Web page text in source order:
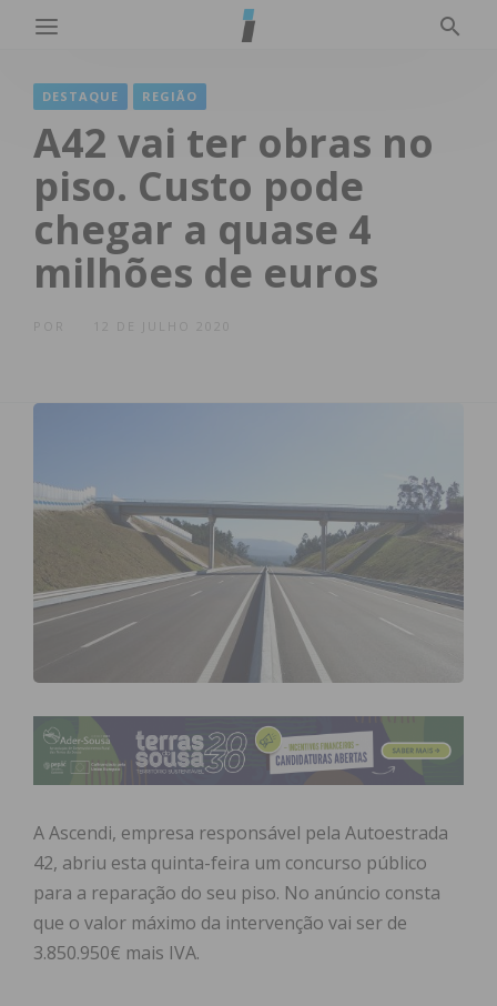
DESTAQUE REGIÃO
A42 vai ter obras no
piso. Custo pode
chegar a quase 4
milhões de euros
A Ascendi, empresa responsável pela Autoestrada
42, abriu esta quinta-feira um concurso público
para a reparação do seu piso. No anúncio consta
que o valor máximo da intervenção vai ser de
3.850.950€ mais IVA.